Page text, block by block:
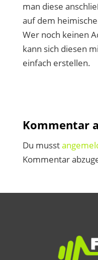
man diese
auf dem
Wer noch keinen
kann sich diesen
einfach erstellen.
Kommentar
Du musst
Kommentar